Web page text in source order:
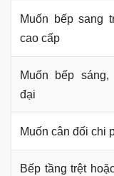
Muốn bếp sang
cao cấp
Muốn bếp sáng,
đại
Muốn cân đối chi
Bếp tầng trệt